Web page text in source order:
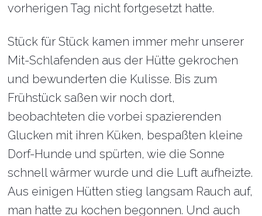
vorherigen Tag nicht fortgesetzt hatte.
Stück für Stück kamen immer mehr unserer
Mit-Schlafenden aus der Hütte gekrochen
und bewunderten die Kulisse. Bis zum
Frühstück saßen wir noch dort,
beobachteten die vorbei spazierenden
Glucken mit ihren Küken, bespaßten kleine
Dorf-Hunde und spürten, wie die Sonne
schnell wärmer wurde und die Luft aufheizte.
Aus einigen Hütten stieg langsam Rauch auf,
man hatte zu kochen begonnen. Und auch